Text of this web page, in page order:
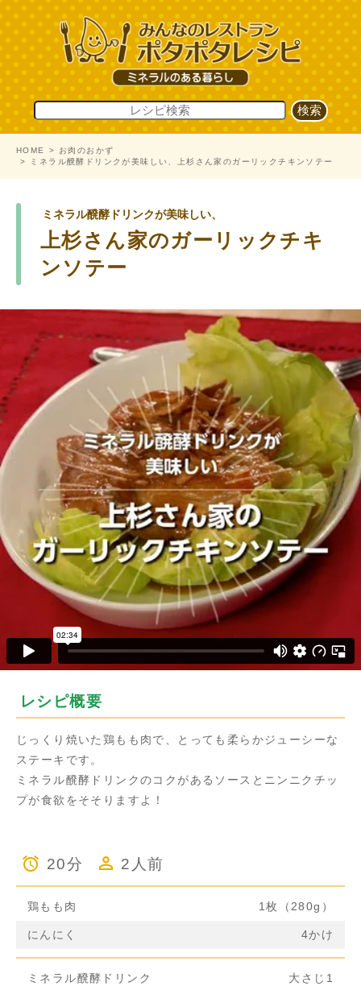
HOME
お肉のおかず
ミネラル醗酵ドリンクが美味しい、上杉さん家のガーリックチキンソテー
ミネラル醗酵ドリンクが美味しい、
上杉さん家のガーリックチキ
ンソテー
レシピ概要
じっくり焼いた鶏もも肉で、とっても柔らかジューシーな
ステーキです。
ミネラル醗酵ドリンクのコクがあるソースとニンニクチッ
プが食欲をそそりますよ！
20分 2人前
鶏もも肉 1枚（280g）
にんにく 4かけ
ミネラル醗酵ドリンク
大さじ1